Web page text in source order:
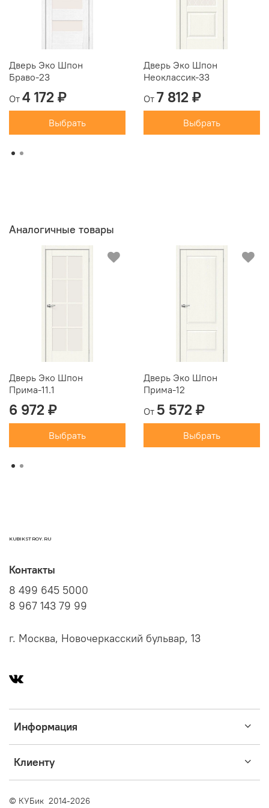
Дверь Эко Шпон
Браво-23
От 4 172 ₽
Выбрать
Дверь Эко Шпон
Неоклассик-33
От 7 812 ₽
Выбрать
Аналогичные товары
Дверь Эко Шпон
Прима-11.1
6 972 ₽
Выбрать
Дверь Эко Шпон
Прима-12
От 5 572 ₽
Выбрать
KUBIKSTROY.RU
Информация
Клиенту
Контакты
8 499 645 5000
8 967 143 79 99
г. Москва, Новочеркасский бульвар, 13
© КУБик 2014-2026